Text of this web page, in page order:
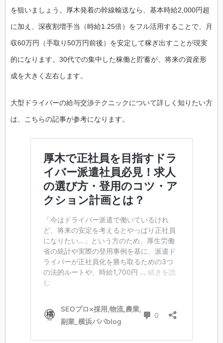
を狙いましょう。厚木発着の幹線輸送なら、基本時給2,000円超
に加え、深夜割増手当（時給1.25倍）をフル活用することで、月
収60万円（手取り50万円前後）を安定して稼ぎ出すことが現実
的になります。30代での集中した稼働と貯蓄が、将来の資産形
成を大きく左右します。
大型ドライバーの給与交渉テクニックについて詳しく知りたい方
は、こちらの記事が参考になります。